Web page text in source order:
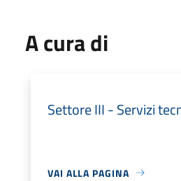
A cura di
Settore III - Servizi
VAI ALLA PAGINA